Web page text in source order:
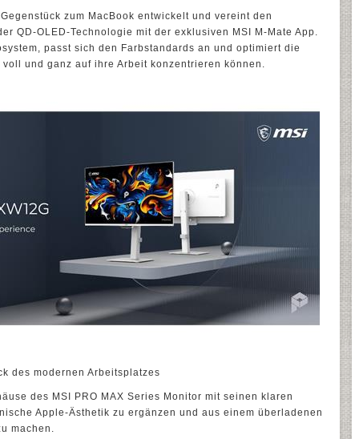
zum MacBook entwickelt und vereint den
QD-OLED-Technologie mit der exklusiven MSI M-Mate App.
passt sich den Farbstandards an und optimiert die
und ganz auf ihre Arbeit konzentrieren können.
des modernen Arbeitsplatzes
des MSI PRO MAX Series Monitor mit seinen klaren
Apple-Ästhetik zu ergänzen und aus einem überladenen
machen.